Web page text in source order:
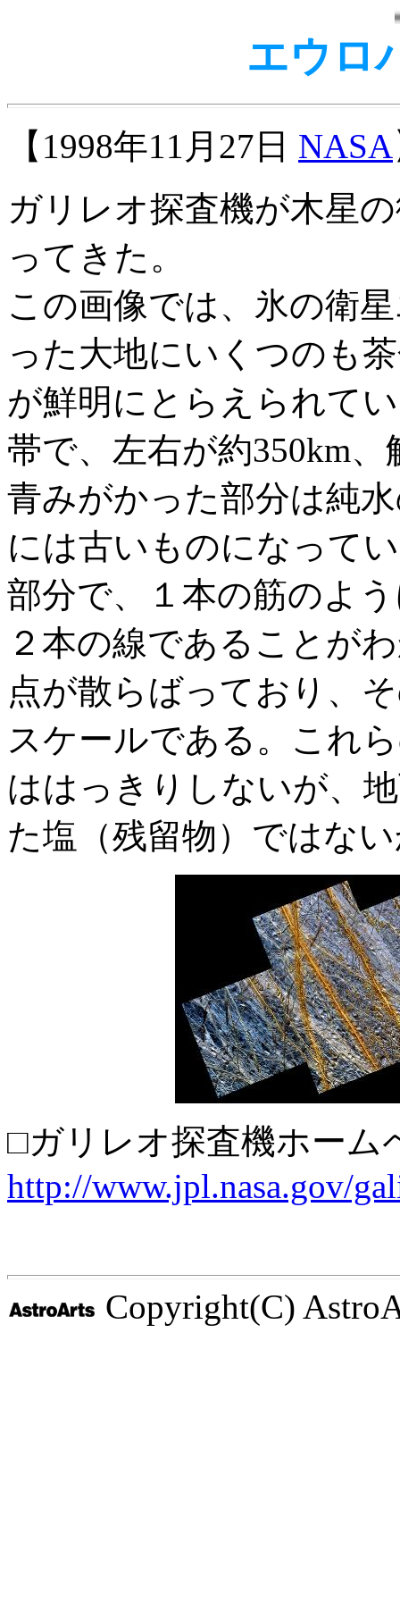
エウロ
【1998年11月27日 NASA
ガリレオ探査機が木星
ってきた。
この画像では、氷の衛
った大地にいくつのも
が鮮明にとらえられて
帯で、左右が約350km
青みがかった部分は純
には古いものになって
部分で、１本の筋のよ
２本の線であることが
点が散らばっており、
スケールである。これ
ははっきりしないが、
た塩（残留物）ではな
□ガリレオ探査機ホーム
http://www.jpl.nasa.gov/
Copyright(C)